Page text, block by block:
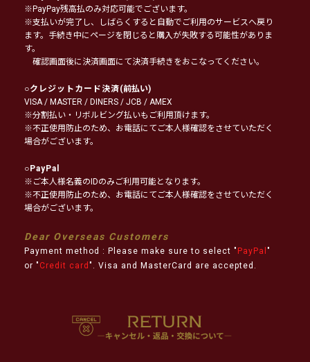
※PayPay残高払のみ対応可能でございます。
※支払いが完了し、しばらくすると自動でご利用のサービスへ戻り
ます。手続き中にページを閉じると購入が失敗する可能性がありま
す。
確認画面後に決済画面にて決済手続きをおこなってください。
○クレジットカード決済(前払い)
VISA / MASTER / DINERS / JCB / AMEX
※分割払い・リボルビング払いもご利用頂けます。
※不正使用防止のため、お電話にてご本人様確認をさせていただく
場合がございます。
○PayPal
※ご本人様名義のIDのみご利用可能となります。
※不正使用防止のため、お電話にてご本人様確認をさせていただく
場合がございます。
Dear Overseas Customers
Payment method : Please make sure to select " PayPal "
or " Credit card ". Visa and MasterCard are accepted.